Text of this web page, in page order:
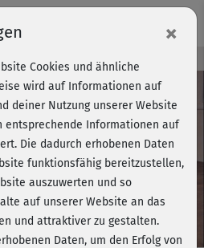
Play
Video
×
Cookies und ähnliche
wird auf Informationen auf
deiner Nutzung unserer Website
entsprechende Informationen auf
Die dadurch erhobenen Daten
funktionsfähig bereitzustellen,
auszuwerten und so
auf unserer Website an das
und attraktiver zu gestalten.
Daten, um den Erfolg von